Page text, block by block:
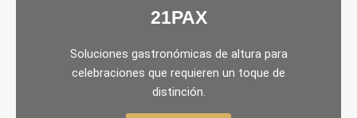
21PAX
Soluciones gastronómicas de altura para
celebraciones que requieren un toque de
distinción.